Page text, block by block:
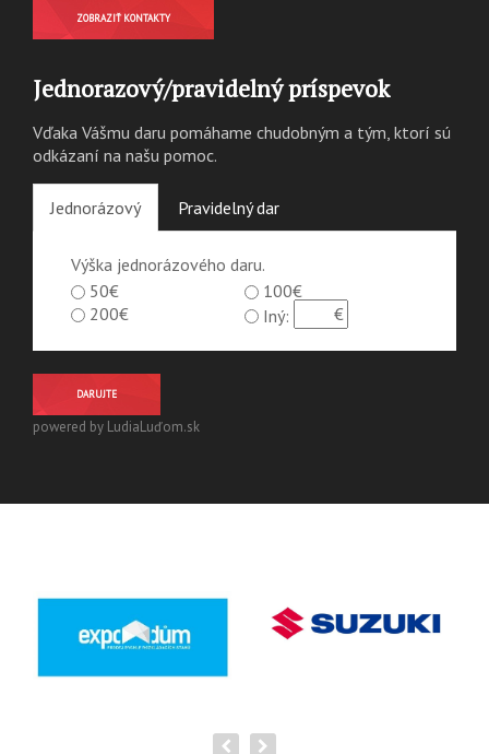
ZOBRAZIŤ KONTAKTY
Jednorazový/pravidelný príspevok
Vďaka Vášmu daru pomáhame chudobným a tým, ktorí sú
odkázaní na našu pomoc.
Jednorázový Pravidelný dar
Výška jednorázového daru.
50€
100€
200€
Iný:
DARUJTE
powered by LudiaLuďom.sk